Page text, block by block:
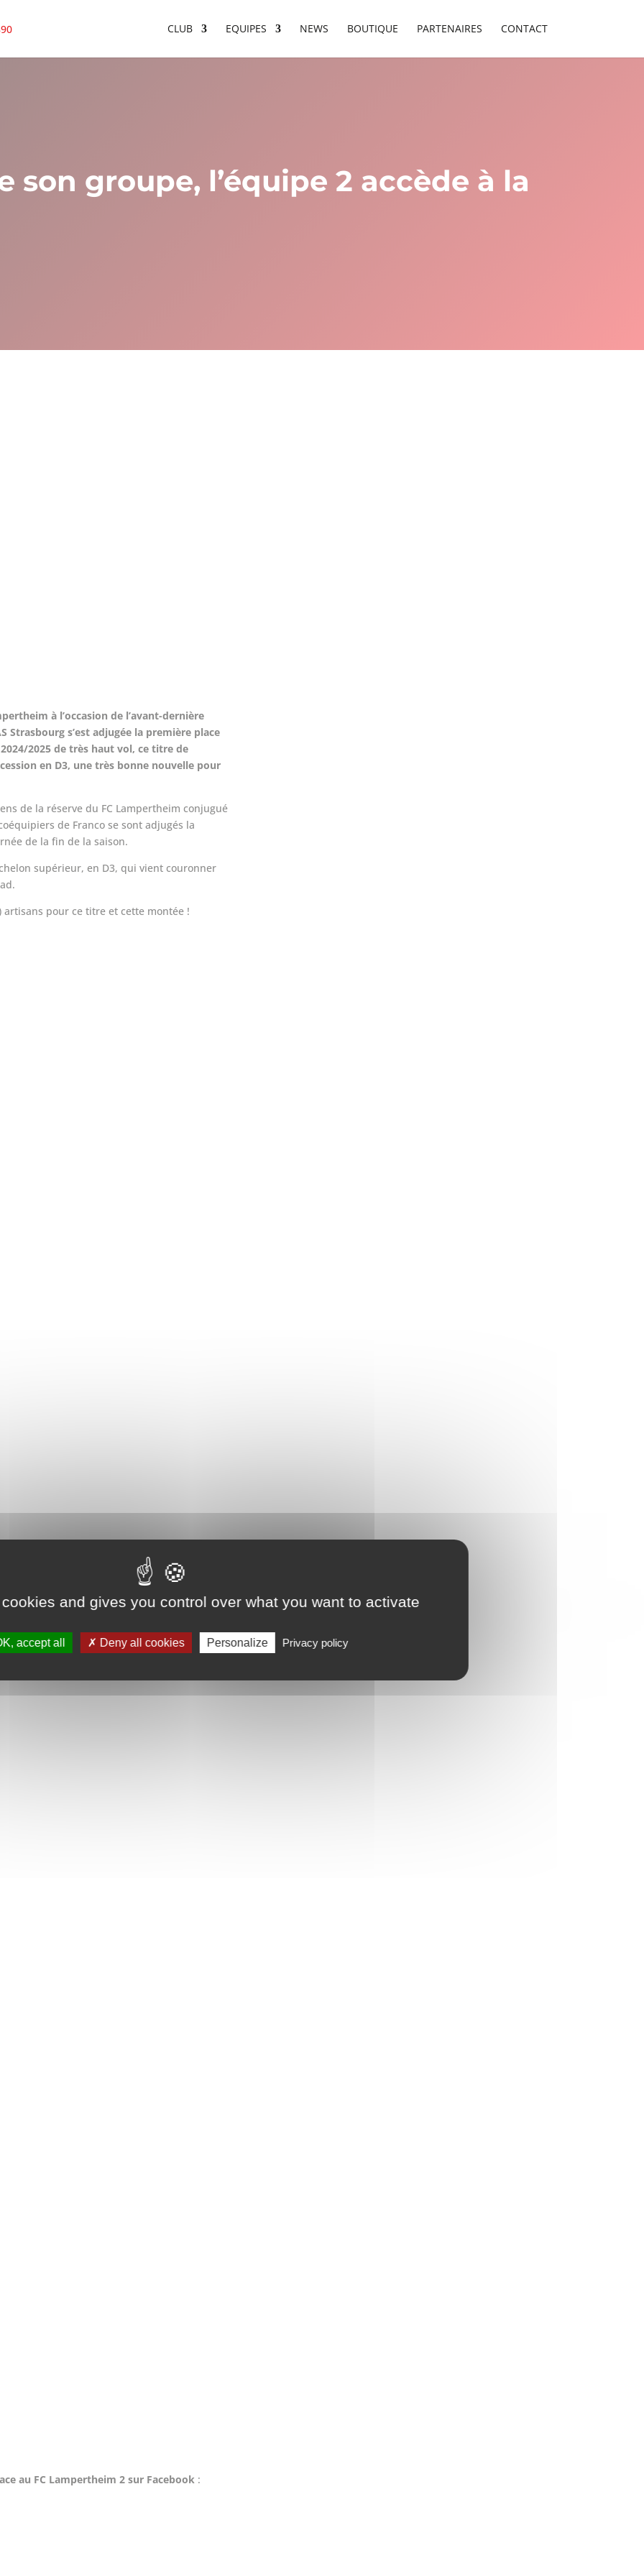
CLUB EQUIPES NEWS BOUTIQUE PARTENAIRES CONTACT
son groupe, l’équipe 2 accède à la
à l’occasion de l’avant-dernière
Strasbourg s’est adjugée la première place
2025 de très haut vol, ce titre de
en D3, une très bonne nouvelle pour
de la réserve du FC Lampertheim conjugué
de Franco se sont adjugés la
de la fin de la saison.
supérieur, en D3, qui vient couronner
pour ce titre et cette montée !
au FC Lampertheim 2 sur Facebook :
and gives you control over what you want to activate
accept all Deny all cookies Personalize Privacy policy